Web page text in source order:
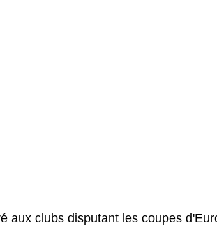
aux clubs disputant les coupes